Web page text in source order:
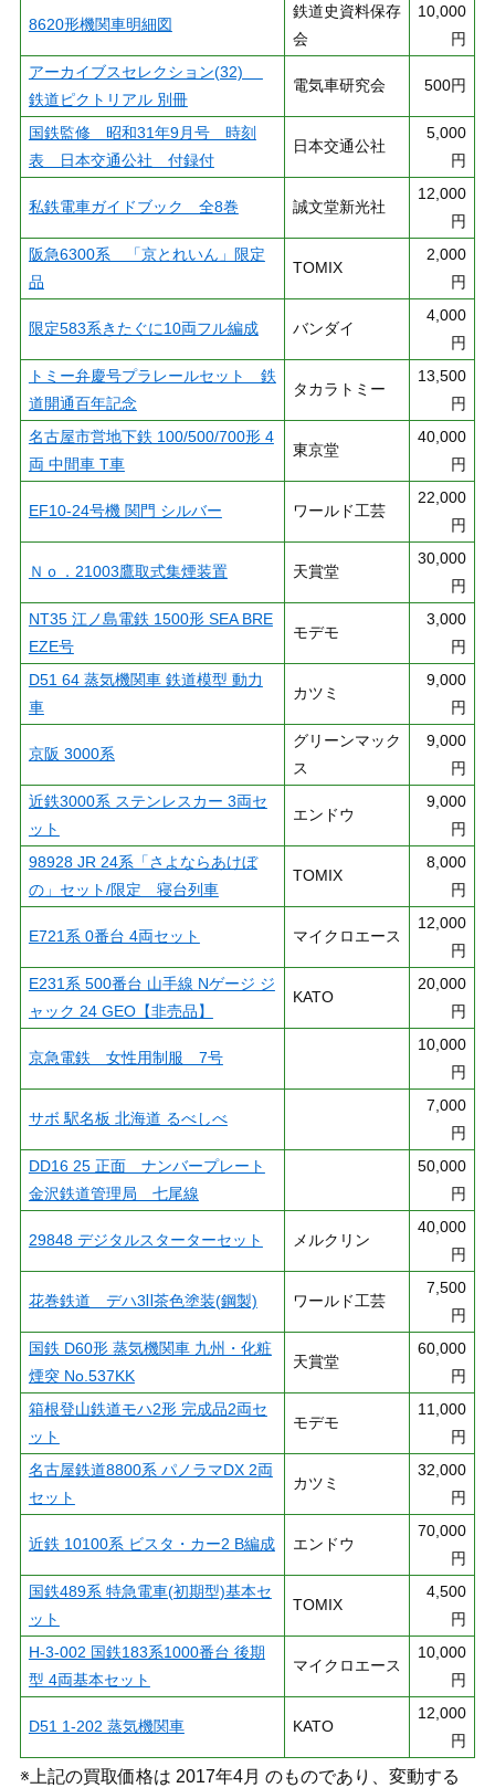
8620形機関車明細図
鉄道史資料保存
会
10,000
円
アーカイブスセレクション(32)
鉄道ピクトリアル 別冊
電気車研究会 500円
国鉄監修 昭和31年9月号 時刻
表 日本交通公社 付録付
日本交通公社
5,000
円
私鉄電車ガイドブック 全8巻 誠文堂新光社
12,000
円
阪急6300系 「京とれいん」限定
品
TOMIX
2,000
円
限定583系きたぐに10両フル編成 バンダイ
4,000
円
トミー弁慶号プラレールセット 鉄
道開通百年記念
タカラトミー
13,500
円
名古屋市営地下鉄 100/500/700形 4
両 中間車 T車
東京堂
40,000
円
EF10-24号機 関門 シルバー ワールド工芸
22,000
円
Ｎｏ．21003鷹取式集煙装置 天賞堂
30,000
円
NT35 江ノ島電鉄 1500形 SEA BRE
EZE号
モデモ
3,000
円
D51 64 蒸気機関車 鉄道模型 動力
車
カツミ
9,000
円
京阪 3000系
グリーンマック
ス
9,000
円
近鉄3000系 ステンレスカー 3両セ
ット
エンドウ
9,000
円
98928 JR 24系「さよならあけぼ
の」セット/限定 寝台列車
TOMIX
8,000
円
E721系 0番台 4両セット マイクロエース
12,000
円
E231系 500番台 山手線 Nゲージ ジ
ャック 24 GEO【非売品】
KATO
20,000
円
京急電鉄 女性用制服 7号
10,000
円
サボ 駅名板 北海道 るべしべ
7,000
円
DD16 25 正面 ナンバープレート
金沢鉄道管理局 七尾線
50,000
円
29848 デジタルスターターセット メルクリン
40,000
円
花巻鉄道 デハ3Ⅱ茶色塗装(鋼製) ワールド工芸
7,500
円
国鉄 D60形 蒸気機関車 九州・化粧
煙突 No.537KK
天賞堂
60,000
円
箱根登山鉄道モハ2形 完成品2両セ
ット
モデモ
11,000
円
名古屋鉄道8800系 パノラマDX 2両
セット
カツミ
32,000
円
近鉄 10100系 ビスタ・カー2 B編成 エンドウ
70,000
円
国鉄489系 特急電車(初期型)基本セ
ット
TOMIX
4,500
円
H-3-002 国鉄183系1000番台 後期
型 4両基本セット
マイクロエース
10,000
円
D51 1-202 蒸気機関車 KATO
12,000
円
※上記の買取価格は 2017年4月 のものであり、変動する